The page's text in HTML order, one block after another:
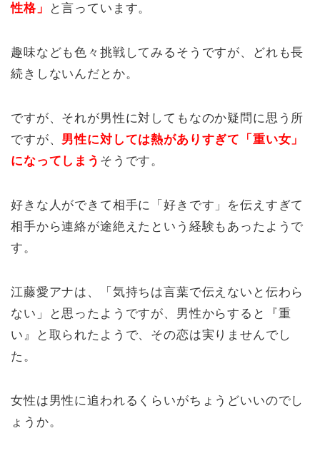
性格」
と言っています。
趣味なども色々挑戦してみるそうですが、どれも長
続きしないんだとか。
ですが、それが男性に対してもなのか疑問に思う所
ですが、 男性に対しては熱がありすぎて「重い女」
になってしまう そうです。
好きな人ができて相手に「好きです」を伝えすぎて
相手から連絡が途絶えたという経験もあったようで
す。
江藤愛アナは、「気持ちは言葉で伝えないと伝わら
ない」と思ったようですが、男性からすると『重
い』と取られたようで、その恋は実りませんでし
た。
女性は男性に追われるくらいがちょうどいいのでし
ょうか。